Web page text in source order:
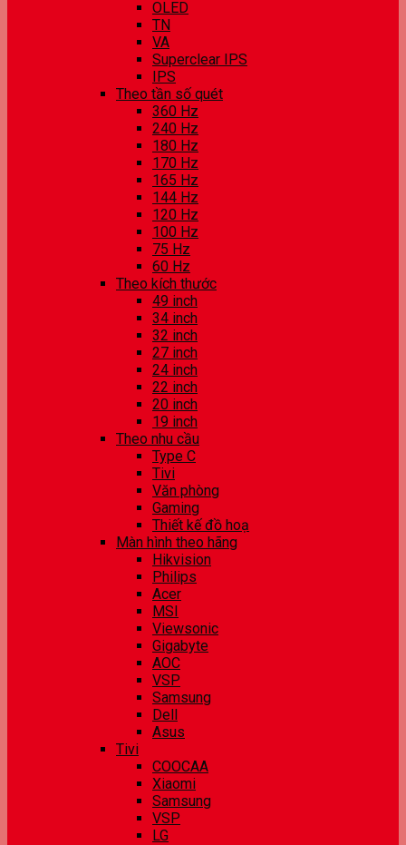
OLED
TN
VA
Superclear IPS
IPS
Theo tần số quét
360 Hz
240 Hz
180 Hz
170 Hz
165 Hz
144 Hz
120 Hz
100 Hz
75 Hz
60 Hz
Theo kích thước
49 inch
34 inch
32 inch
27 inch
24 inch
22 inch
20 inch
19 inch
Theo nhu cầu
Type C
Tivi
Văn phòng
Gaming
Thiết kế đồ hoạ
Màn hình theo hãng
Hikvision
Philips
Acer
MSI
Viewsonic
Gigabyte
AOC
VSP
Samsung
Dell
Asus
Tivi
COOCAA
Xiaomi
Samsung
VSP
LG